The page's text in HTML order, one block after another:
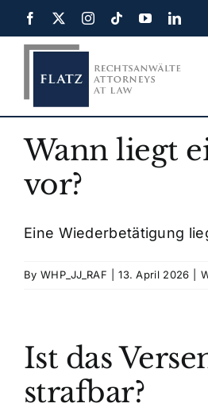
Skip
to
Wann liegt
vor?
Eine Wiederbetätigung
By WHP_JJ_RAF 13. April 2026
Ist das
strafbar?